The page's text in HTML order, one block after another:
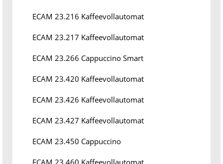
ECAM 23.216 Kaffeevollautomat
ECAM 23.217 Kaffeevollautomat
ECAM 23.266 Cappuccino Smart
ECAM 23.420 Kaffeevollautomat
ECAM 23.426 Kaffeevollautomat
ECAM 23.427 Kaffeevollautomat
ECAM 23.450 Cappuccino
ECAM 23.460 Kaffeevollautomat